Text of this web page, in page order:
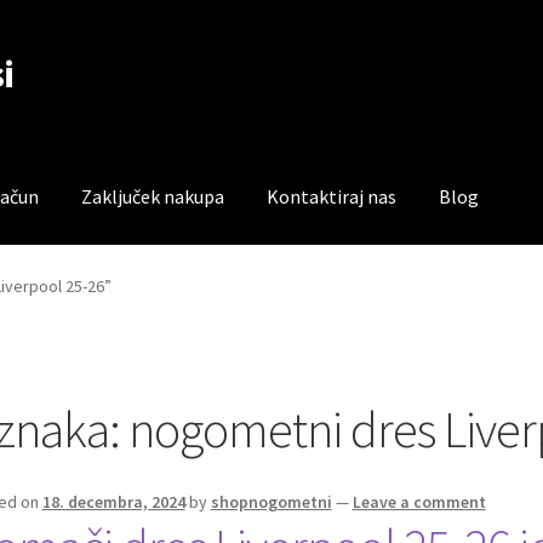
Zaključek nakupa Kontaktiraj nas Blog
Trgovina Zaključek nakupa
25-26”
nogometni dres
on 18. decembra, 2024by shopnogometni — Leave a comment